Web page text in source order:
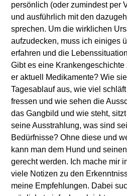
persönlich (oder zumindest per
und ausführlich mit den
sprechen. Um die wirklichen
aufzudecken, muss ich einiges
erfahren und die
Gibt es eine
er aktuell Medikamente? Wie
Tagesablauf aus, wie viel
fressen und wie sehen die
das Gangbild und wie steht,
seine Ausstrahlung, was sind
Bedürfnisse? Ohne diese und
kann man dem Hund und
gerecht werden. Ich mache mir
viele Notizen zu den
meine Empfehlungen. Dabei